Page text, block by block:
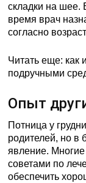
складки на шее.
время врач
согласно
Читать еще: как
подручными
Опыт
Потница у
родителей, но в
явление.
советами по
обеспечить